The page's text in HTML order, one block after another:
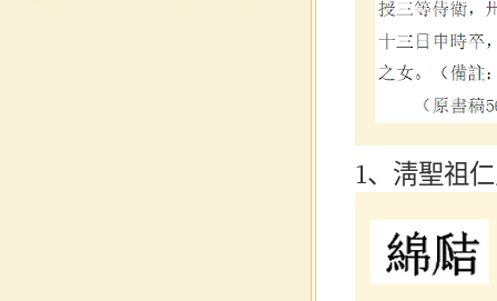
1、淸聖祖